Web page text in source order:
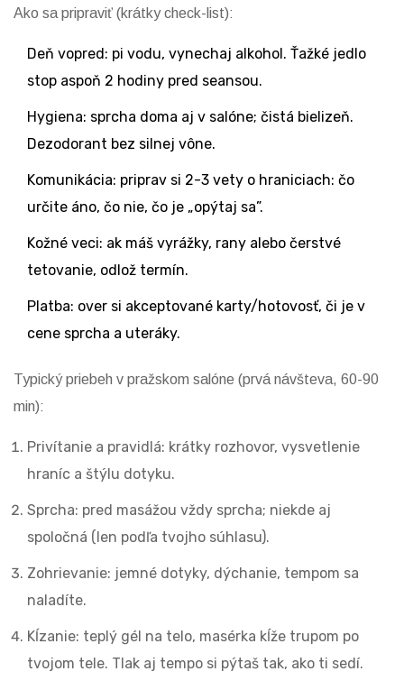
Ako sa pripraviť (krátky check-list):
Deň vopred: pi vodu, vynechaj alkohol. Ťažké jedlo
stop aspoň 2 hodiny pred seansou.
Hygiena: sprcha doma aj v salóne; čistá bielizeň.
Dezodorant bez silnej vône.
Komunikácia: priprav si 2-3 vety o hraniciach: čo
určite áno, čo nie, čo je „opýtaj sa”.
Kožné veci: ak máš vyrážky, rany alebo čerstvé
tetovanie, odlož termín.
Platba: over si akceptované karty/hotovosť, či je v
cene sprcha a uteráky.
Typický priebeh v pražskom salóne (prvá návšteva, 60-90
min):
Privítanie a pravidlá: krátky rozhovor, vysvetlenie
hraníc a štýlu dotyku.
Sprcha: pred masážou vždy sprcha; niekde aj
spoločná (len podľa tvojho súhlasu).
Zohrievanie: jemné dotyky, dýchanie, tempom sa
naladíte.
Kĺzanie: teplý gél na telo, masérka kĺže trupom po
tvojom tele. Tlak aj tempo si pýtaš tak, ako ti sedí.